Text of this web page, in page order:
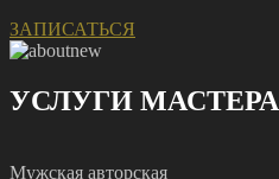
ЗАПИСАТЬСЯ
УСЛУГИ МАСТЕРА
Мужская авторская